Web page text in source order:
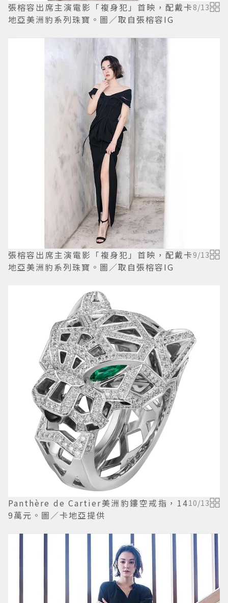
張榕容出席主演電影「複身犯」首映，配戴卡
地亞美洲豹系列珠寶。圖／取自張榕容IG
8/13
張榕容出席主演電影「複身犯」首映，配戴卡
地亞美洲豹系列珠寶。圖／取自張榕容IG
9/13
Panthère de Cartier美洲豹鏤空戒指，14
9萬元。圖／卡地亞提供
10/13